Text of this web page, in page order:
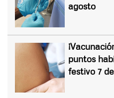
agosto
puntos
festivo 7